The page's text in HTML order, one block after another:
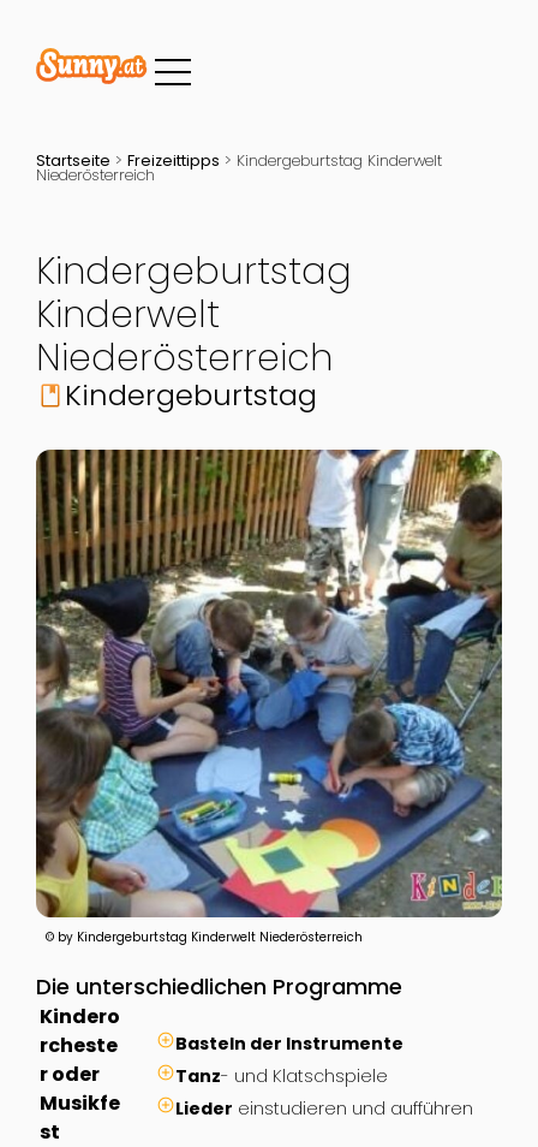
Startseite > Freizeittipps > Kindergeburtstag Kinderwelt
Niederösterreich
Kindergeburtstag
Kinderwelt
Niederösterreich
book Kindergeburtstag
© by Kindergeburtstag Kinderwelt Niederösterreich
Die unterschiedlichen Programme
Kindero
rcheste
r oder
Musikfe
st
Basteln der Instrumente
Tanz- und Klatschspiele
Lieder einstudieren und aufführen